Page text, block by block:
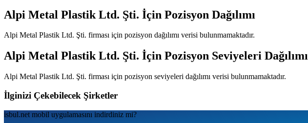
Alpi Metal Plastik Ltd. Şti. İçin Pozisyon Dağılımı
Alpi Metal Plastik Ltd. Şti. firması için pozisyon dağılımı verisi bulunmamaktadır.
Alpi Metal Plastik Ltd. Şti. İçin Pozisyon Seviyeleri Dağılımı
Alpi Metal Plastik Ltd. Şti. firması için pozisyon seviyeleri dağılımı verisi bulunmamaktadır.
İlginizi Çekebilecek Şirketler
isbul.net mobil uygulamаsını indirdiniz mi?